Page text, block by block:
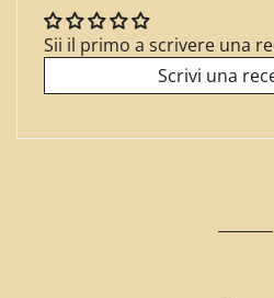
Sii il primo a scrivere una
Scrivi una